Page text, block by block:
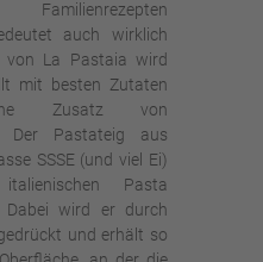
auch wirklich
La Pastaia wird
mit besten Zutaten
Zusatz von
Der Pastateig aus
SSSE (und viel Ei)
Pasta
Dabei wird er durch
und erhält so